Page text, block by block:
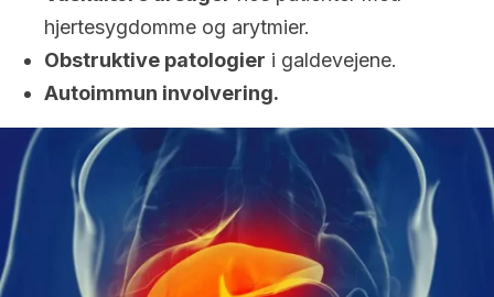
hjertesygdomme og arytmier.
Obstruktive patologier i galdevejene.
Autoimmun involvering.